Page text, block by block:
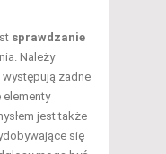
sprawdzanie
Należy
żadne
elementy
jest także
się